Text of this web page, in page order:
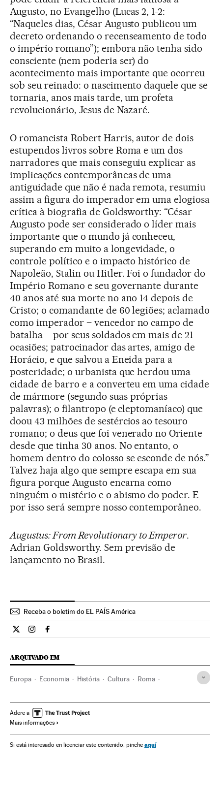
Augusto, no Evangelho (Lucas 2, 1-2:
“Naqueles dias, César Augusto publicou um
decreto ordenando o recenseamento de todo
o império romano”); embora não tenha sido
consciente (nem poderia ser) do
acontecimento mais importante que ocorreu
sob seu reinado: o nascimento daquele que se
tornaria, anos mais tarde, um profeta
revolucionário, Jesus de Nazaré.
O romancista Robert Harris, autor de dois
estupendos livros sobre Roma e um dos
narradores que mais conseguiu explicar as
implicações contemporâneas de uma
antiguidade que não é nada remota, resumiu
assim a figura do imperador em uma elogiosa
crítica à biografia de Goldsworthy: “César
Augusto pode ser considerado o líder mais
importante que o mundo já conheceu,
superando em muito a longevidade, o
controle político e o impacto histórico de
Napoleão, Stalin ou Hitler. Foi o fundador do
Império Romano e seu governante durante
40 anos até sua morte no ano 14 depois de
Cristo; o comandante de 60 legiões; aclamado
como imperador – vencedor no campo de
batalha – por seus soldados em mais de 21
ocasiões; patrocinador das artes, amigo de
Horácio, e que salvou a Eneida para a
posteridade; o urbanista que herdou uma
cidade de barro e a converteu em uma cidade
de mármore (segundo suas próprias
palavras); o filantropo (e cleptomaníaco) que
doou 43 milhões de sestércios ao tesouro
romano; o deus que foi venerado no Oriente
desde que tinha 30 anos. No entanto, o
homem dentro do colosso se esconde de nós.”
Talvez haja algo que sempre escapa em sua
figura porque Augusto encarna como
ninguém o mistério e o abismo do poder. E
por isso será sempre nosso contemporâneo.
Augustus: From Revolutionary to Emperor.
Adrian Goldsworthy. Sem previsão de
lançamento no Brasil.
Receba o boletim do EL PAÍS América
Cultura El País Brasil en Twitter
Cultura El País Brasil en Instagram
Cultura El País Brasil en Facebook
ARQUIVADO EM
Europa Economia História Cultura Roma
História antiga Europa Ocidental
Adere a
Mais informações
Si está interesado en licenciar este contenido, pinche aquí